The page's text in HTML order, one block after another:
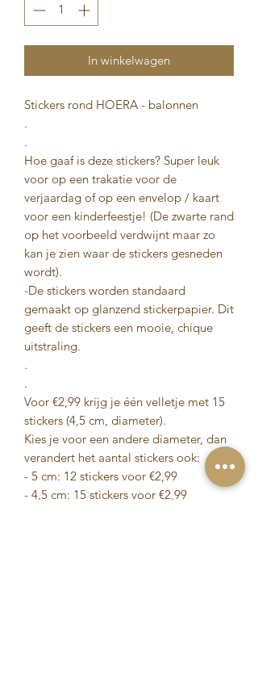
In winkelwagen
Stickers rond HOERA - balonnen
.
.
Hoe gaaf is deze stickers? Super leuk
voor op een trakatie voor de
verjaardag of op een envelop / kaart
voor een kinderfeestje! (De zwarte rand
op het voorbeeld verdwijnt maar zo
kan je zien waar de stickers gesneden
wordt).
-De stickers worden standaard
gemaakt op glanzend stickerpapier. Dit
geeft de stickers een mooie, chique
uitstraling.
.
.
Voor €2,99 krijg je één velletje met 15
stickers (4,5 cm, diameter).
Kies je voor een andere diameter, dan
verandert het aantal stickers ook:
- 5 cm: 12 stickers voor €2,99
- 4,5 cm: 15 stickers voor €2,99